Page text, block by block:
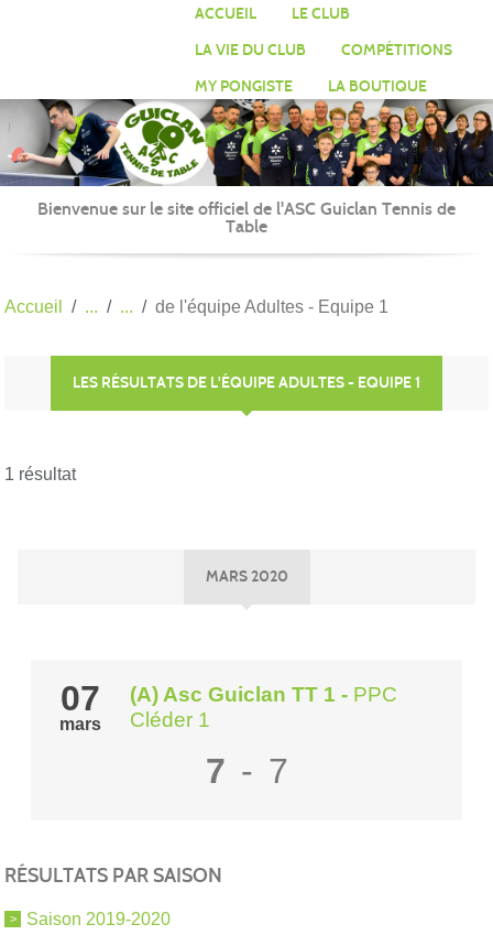
ACCUEIL
LE CLUB
LA VIE DU CLUB
COMPÉTITIONS
MY PONGISTE
LA BOUTIQUE
Bienvenue sur le site officiel de l'ASC Guiclan Tennis de
Table
Accueil de l'équipe Adultes - Equipe 1
LES RÉSULTATS DE L'ÉQUIPE ADULTES - EQUIPE 1
1 résultat
MARS 2020
07
mars
(A) Asc Guiclan TT 1 - PPC
Cléder 1
7 - 7
RÉSULTATS PAR SAISON
Saison 2019-2020
Panneau de gestion des cookies